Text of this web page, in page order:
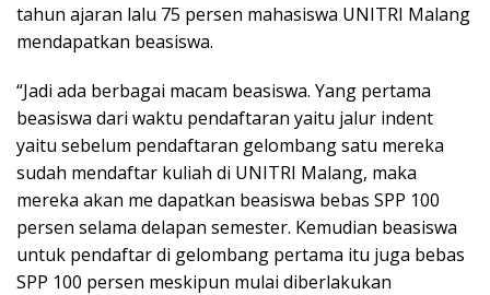
tahun ajaran lalu 75 persen mahasiswa UNITRI Malang
mendapatkan beasiswa.
“Jadi ada berbagai macam beasiswa. Yang pertama
beasiswa dari waktu pendaftaran yaitu jalur indent
yaitu sebelum pendaftaran gelombang satu mereka
sudah mendaftar kuliah di UNITRI Malang, maka
mereka akan me dapatkan beasiswa bebas SPP 100
persen selama delapan semester. Kemudian beasiswa
untuk pendaftar di gelombang pertama itu juga bebas
SPP 100 persen meskipun mulai diberlakukan